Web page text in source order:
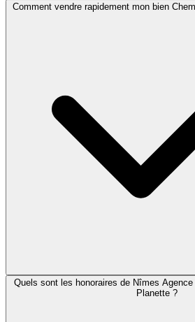
Comment vendre rapidement mon bien
Quels sont les honoraires de Nîmes
Planette ?